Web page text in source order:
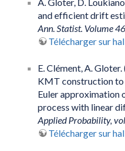
A. Gloter, D.
and efficient drift
Ann. Statist. Volume
Télécharger sur hal
E. Clément, A.
KMT construction to
Euler approximation
process with linear
Applied Probability,
Télécharger sur hal